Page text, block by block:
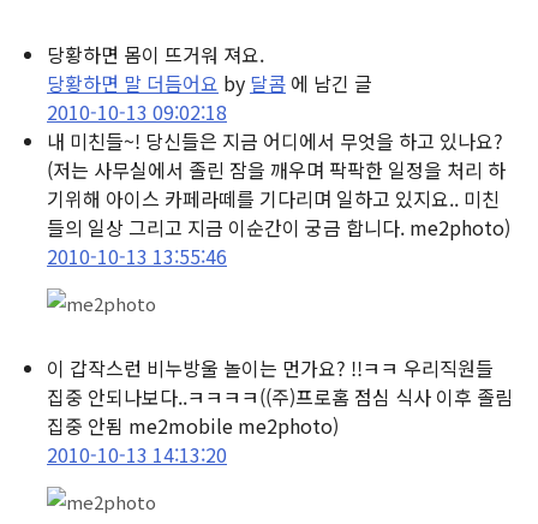
당황하면 몸이 뜨거워 져요.
당황하면 말 더듬어요 by 달콤 에 남긴 글
2010-10-13 09:02:18
내 미친들~! 당신들은 지금 어디에서 무엇을 하고 있나요?
(저는 사무실에서 졸린 잠을 깨우며 팍팍한 일정을 처리 하
기위해 아이스 카페라떼를 기다리며 일하고 있지요.. 미친
들의 일상 그리고 지금 이순간이 궁금 합니다. me2photo)
2010-10-13 13:55:46
이 갑작스런 비누방울 놀이는 먼가요? !!ㅋㅋ 우리직원들
집중 안되나보다..ㅋㅋㅋㅋ((주)프로홈 점심 식사 이후 졸림
집중 안됨 me2mobile me2photo)
2010-10-13 14:13:20